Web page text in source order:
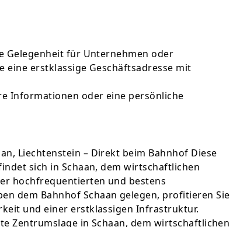
Gelegenheit für Unternehmen oder
eine erstklassige Geschäftsadresse mit
Informationen oder eine persönliche
Liechtenstein – Direkt beim Bahnhof Diese
sich in Schaan, dem wirtschaftlichen
hochfrequentierten und bestens
dem Bahnhof Schaan gelegen, profitieren Sie
und einer erstklassigen Infrastruktur.
Zentrumslage in Schaan, dem wirtschaftlichen